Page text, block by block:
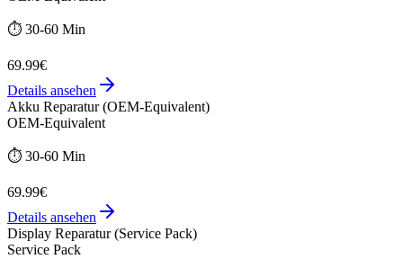
⏱️ 30-60 Min
69.99€
Details ansehen
Akku Reparatur (OEM-Equivalent)
OEM-Equivalent
⏱️ 30-60 Min
69.99€
Details ansehen
Display Reparatur (Service Pack)
Service Pack